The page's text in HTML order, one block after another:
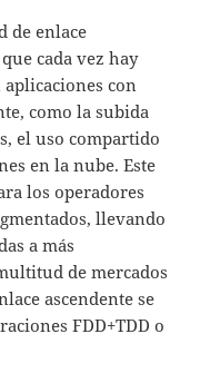
de enlace
cada vez hay
con
como la subida
el uso compartido
en la nube. Este
los operadores
llevando
a más
de mercados
ascendente se
FDD+TDD o